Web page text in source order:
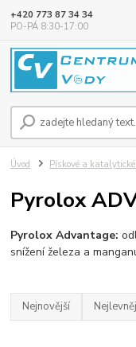
+420 773 87 34 34
PO-PÁ 8:30-17:00
Úvod Pískové a
Pyrolox
Pyrolox Advantage:
snížení železa a
Nejnovější